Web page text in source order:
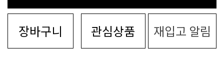
장바구니 관심상품 재입고 알림